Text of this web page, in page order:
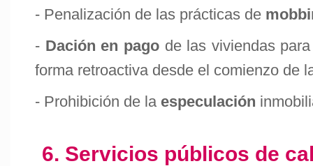
- Penalización de las prácticas de
- Dación en pagode las viviendas
forma retroactiva desde el comienzo de
- Prohibición de la especulación
6. Servicios públicos de